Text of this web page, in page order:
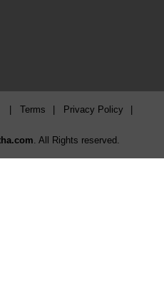
Terms Privacy Policy
. All Rights reserved.